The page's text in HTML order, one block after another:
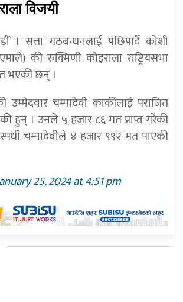
विजयी
। सत्ता गठबन्धनलाई पछिपार्दै कोशी
की रुक्मिणी कोइराला राष्ट्रियसभा
भएकी छन् ।
उम्मेदवार चम्पादेवी कार्कीलाई पराजित
हुन् । उनले ५ हजार ८६ मत प्राप्त गरेकी
चम्पादेवीले ४ हजार ९९२ मत पाएकी
25, 2024 at 4:51 pm